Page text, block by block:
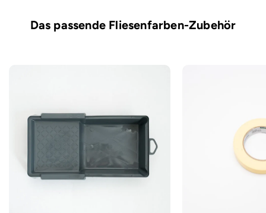
Das passende Fliesenfarben-Zubehör